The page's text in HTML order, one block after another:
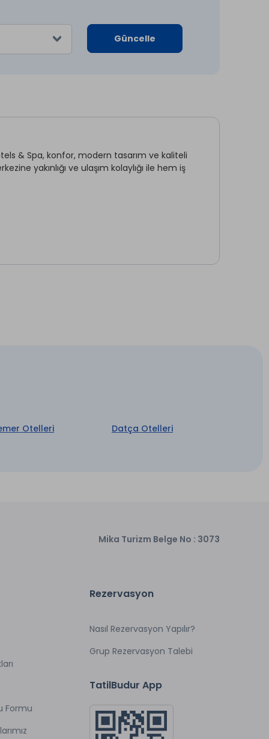
Güncelle
& Spa, konfor, modern tasarım ve kaliteli
yakınlığı ve ulaşım kolaylığı ile hem iş
Elektrik *
Otelleri Datça Otelleri
Mika Turizm Belge No : 3073
Formu
Rezervasyon
Nasıl Rezervasyon Yapılır?
Grup Rezervasyon Talebi
TatilBudur App